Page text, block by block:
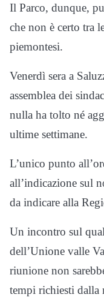
Il Parco, dunque,
che non è certo tra
piemontesi.
Venerdì sera a
assemblea dei
nulla ha tolto né
ultime settimane.
L’unico punto
all’indicazione sul
da indicare alla
Un incontro sul
dell’Unione valle
riunione non
tempi richiesti dalla